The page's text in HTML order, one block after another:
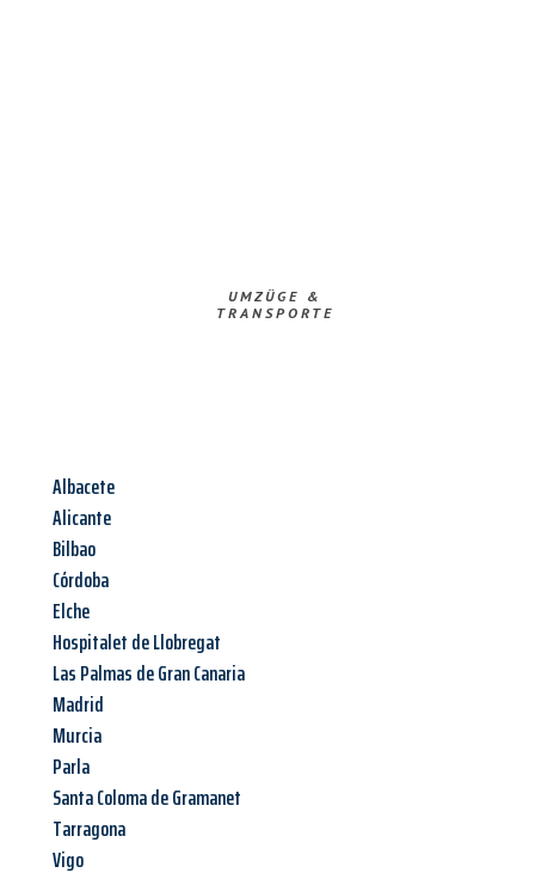
UMZÜGE &
TRANSPORTE
Albacete
Alicante
Bilbao
Córdoba
Elche
Hospitalet de Llobregat
Las Palmas de Gran Canaria
Madrid
Murcia
Parla
Santa Coloma de Gramanet
Tarragona
Vigo